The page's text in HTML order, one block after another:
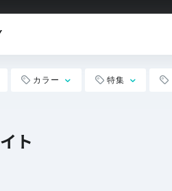
カラー 特集
ト